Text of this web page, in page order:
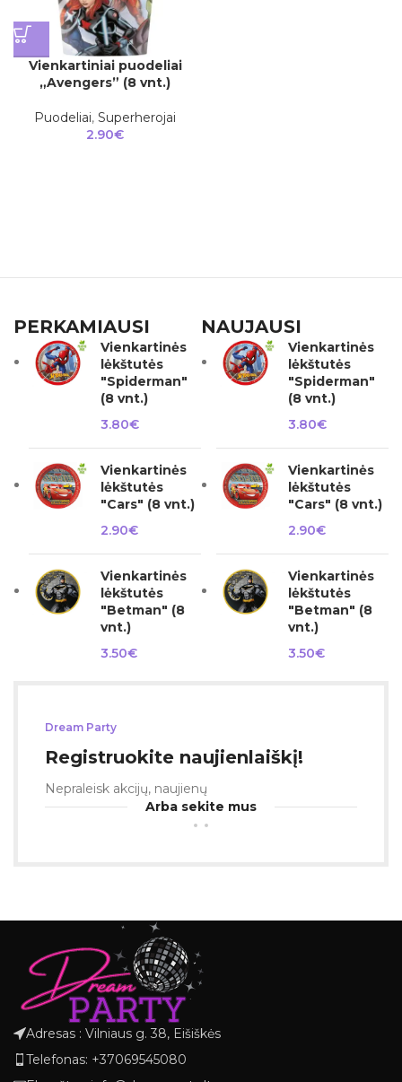
Vienkartiniai puodeliai
„Avengers” (8 vnt.)
Puodeliai, Superherojai
2.90€
PERKAMIAUSI
Vienkartinės
lėkštutės
"Spiderman"
(8 vnt.)
3.80€
Vienkartinės
lėkštutės
"Cars" (8 vnt.)
2.90€
Vienkartinės
lėkštutės
"Betman" (8
vnt.)
3.50€
NAUJAUSI
Vienkartinės
lėkštutės
"Spiderman"
(8 vnt.)
3.80€
Vienkartinės
lėkštutės
"Cars" (8 vnt.)
2.90€
Vienkartinės
lėkštutės
"Betman" (8
vnt.)
3.50€
Dream Party
Registruokite naujienlaiškį!
Nepraleisk akcijų, naujienų
Arba sekite mus
Adresas : Vilniaus g. 38, Eišiškės
Telefonas: +37069545080